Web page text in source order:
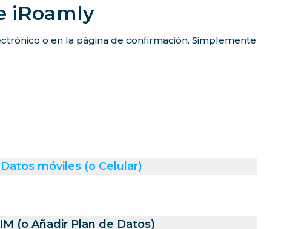
iRoamly
o en la página de confirmación. Simplemente
móviles (o Celular)
(o Añadir Plan de Datos)